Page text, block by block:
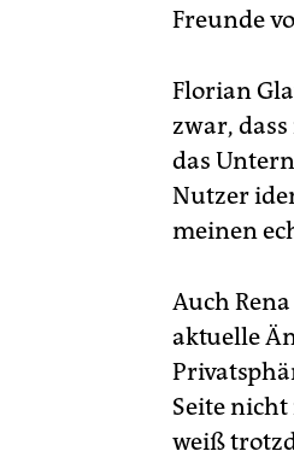
Freunde
Florian
zwar,
das
Nutzer
meinen
Auch
aktuelle
Seite
weiß